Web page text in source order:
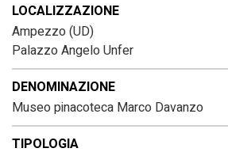
LOCALIZZAZIONE
Ampezzo (UD)
Palazzo Angelo Unfer
DENOMINAZIONE
Museo pinacoteca Marco Davanzo
TIPOLOGIA